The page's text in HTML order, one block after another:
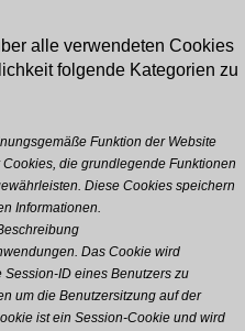
alle verwendeten Cookies
folgende Kategorien zu
Funktion der Website
die grundlegende Funktionen
Diese Cookies speichern
Informationen.
Das Cookie wird
ID eines Benutzers zu
um die Benutzersitzung auf der
ist ein Session-Cookie und wird